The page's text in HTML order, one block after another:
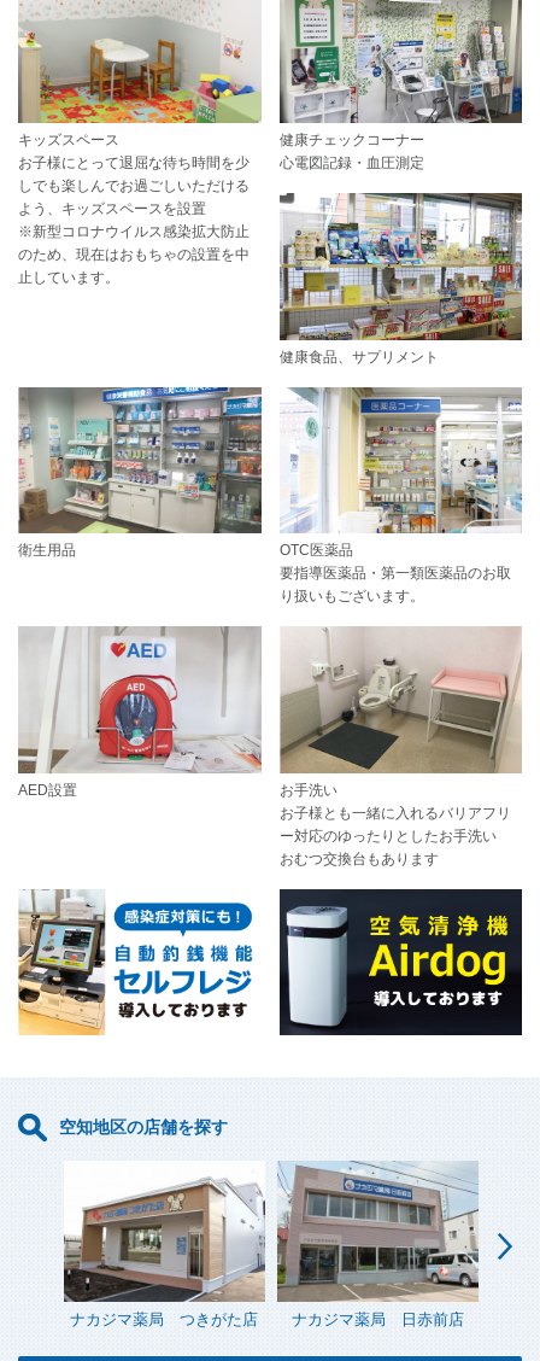
キッズスペース
お子様にとって退屈な待ち時間を少
しでも楽しんでお過ごしいただける
よう、キッズスペースを設置
※新型コロナウイルス感染拡大防止
のため、現在はおもちゃの設置を中
止しています。
健康チェックコーナー
心電図記録・血圧測定
健康食品、サプリメント
衛生用品
OTC医薬品
要指導医薬品・第一類医薬品のお取
り扱いもございます。
AED設置
お手洗い
お子様とも一緒に入れるバリアフリ
ー対応のゆったりとしたお手洗い
おむつ交換台もあります
空知地区の店舗を探す
ナカジマ薬局 つきがた店 ナカジマ薬局 日赤前店